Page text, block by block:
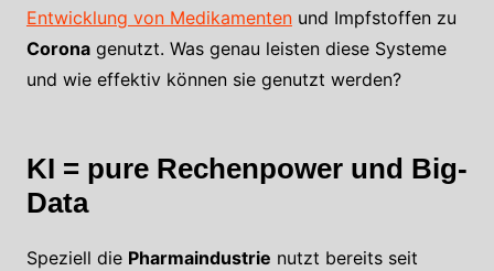
Entwicklung von Medikamentenund Impfstoffen zu
Coronagenutzt. Was genau leisten diese Systeme
und wie effektiv können sie genutzt werden?
KI = pure Rechenpower und Big-
Data
Speziell die Pharmaindustrie nutzt bereits seit